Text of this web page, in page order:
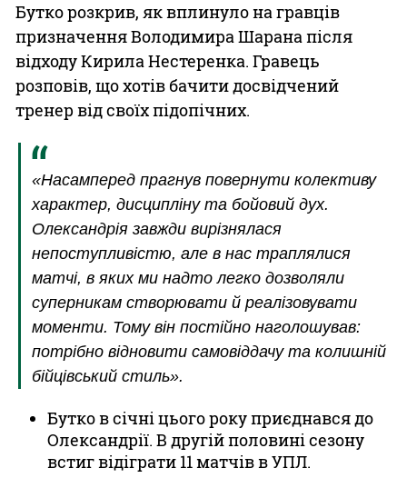
Бутко розкрив, як вплинуло на гравців
призначення Володимира Шарана після
відходу Кирила Нестеренка. Гравець
розповів, що хотів бачити досвідчений
тренер від своїх підопічних.
«Насамперед прагнув повернути колективу
характер, дисципліну та бойовий дух.
Олександрія завжди вирізнялася
непоступливістю, але в нас траплялися
матчі, в яких ми надто легко дозволяли
суперникам створювати й реалізовувати
моменти. Тому він постійно наголошував:
потрібно відновити самовіддачу та колишній
бійцівський стиль».
Бутко в січні цього року приєднався до
Олександрії. В другій половині сезону
встиг відіграти 11 матчів в УПЛ.